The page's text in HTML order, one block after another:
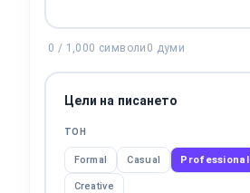
0 / 1,000 символи 0 думи
Цели на писането
ТОН
Formal Casual Professional
Creative